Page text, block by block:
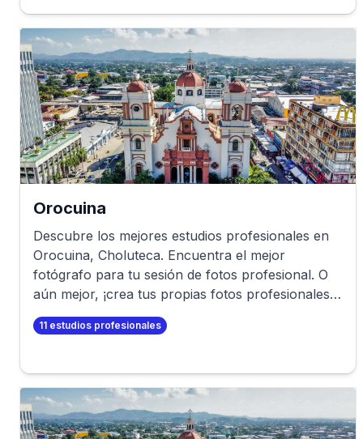
Orocuina
Descubre los mejores estudios profesionales en
Orocuina, Choluteca. Encuentra el mejor
fotógrafo para tu sesión de fotos profesional. O
aún mejor, ¡crea tus propias fotos profesionales
en minutos!
11 estudios profesionales